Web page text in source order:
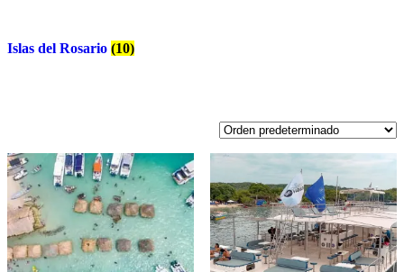
Islas del Rosario (10)